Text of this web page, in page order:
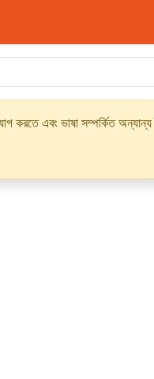
এবং ভাষা সম্পর্কিত অন্যান্য